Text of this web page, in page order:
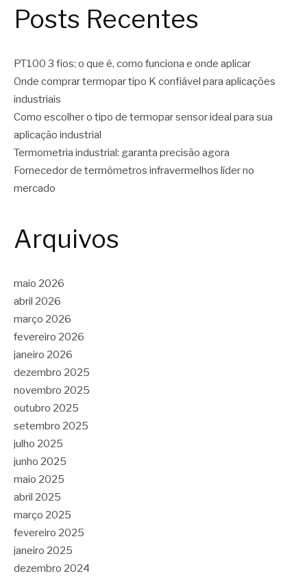
Posts Recentes
PT100 3 fios: o que é, como funciona e onde aplicar
Onde comprar termopar tipo K confiável para aplicações
industriais
Como escolher o tipo de termopar sensor ideal para sua
aplicação industrial
Termometria industrial: garanta precisão agora
Fornecedor de termômetros infravermelhos líder no
mercado
Arquivos
maio 2026
abril 2026
março 2026
fevereiro 2026
janeiro 2026
dezembro 2025
novembro 2025
outubro 2025
setembro 2025
julho 2025
junho 2025
maio 2025
abril 2025
março 2025
fevereiro 2025
janeiro 2025
dezembro 2024